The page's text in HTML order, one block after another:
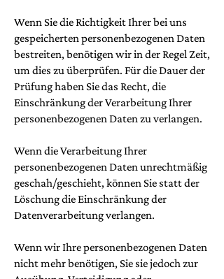
Wenn Sie die Richtigkeit Ihrer bei uns
gespeicherten personenbezogenen Daten
bestreiten, benötigen wir in der Regel Zeit,
um dies zu überprüfen. Für die Dauer der
Prüfung haben Sie das Recht, die
Einschränkung der Verarbeitung Ihrer
personenbezogenen Daten zu verlangen.
Wenn die Verarbeitung Ihrer
personenbezogenen Daten unrechtmäßig
geschah/geschieht, können Sie statt der
Löschung die Einschränkung der
Datenverarbeitung verlangen.
Wenn wir Ihre personenbezogenen Daten
nicht mehr benötigen, Sie sie jedoch zur